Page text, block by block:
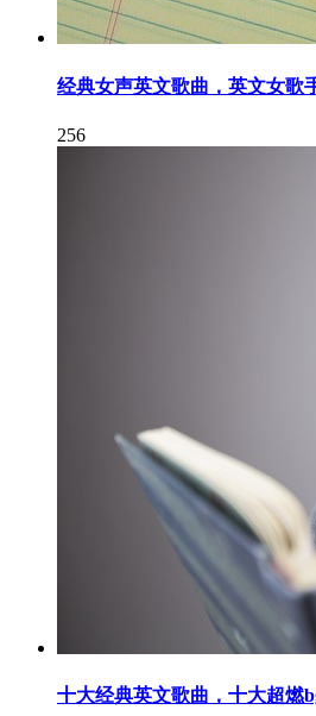
经典女声英文歌曲，英文女歌
256
十大经典英文歌曲，十大超燃